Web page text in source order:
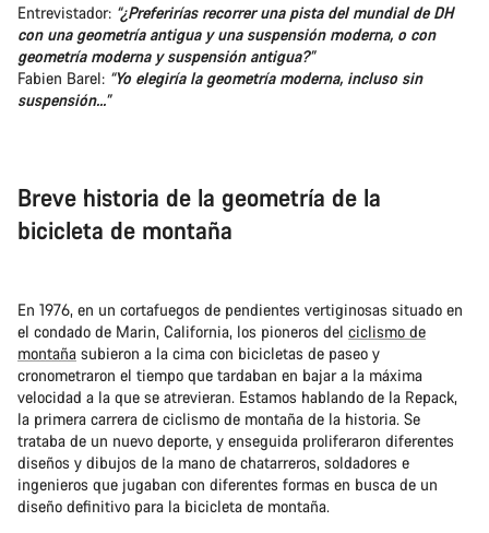
Entrevistador: “¿Preferirías recorrer una pista del mundial de DH
con una geometría antigua y una suspensión moderna, o con
geometría moderna y suspensión antigua?”
Fabien Barel: “Yo elegiría la geometría moderna, incluso sin
suspensión...”
Breve historia de la geometría de la
bicicleta de montaña
En 1976, en un cortafuegos de pendientes vertiginosas situado en
el condado de Marin, California, los pioneros del ciclismo de
montaña subieron a la cima con bicicletas de paseo y
cronometraron el tiempo que tardaban en bajar a la máxima
velocidad a la que se atrevieran. Estamos hablando de la Repack,
la primera carrera de ciclismo de montaña de la historia. Se
trataba de un nuevo deporte, y enseguida proliferaron diferentes
diseños y dibujos de la mano de chatarreros, soldadores e
ingenieros que jugaban con diferentes formas en busca de un
diseño definitivo para la bicicleta de montaña.